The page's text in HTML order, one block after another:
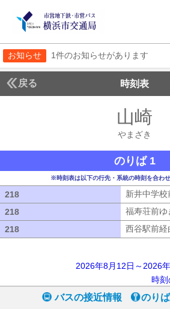
お知らせ 1件のお知らせがあります
戻る 時刻表
山崎
やまざき
のりば 1
※時刻表は以下の行先・系統の時刻を合わ
218 新井中学校
218
福寿荘前ゆ
218
西谷駅前経
2026年8月12日～2026
時刻
バスの接近情報 のり